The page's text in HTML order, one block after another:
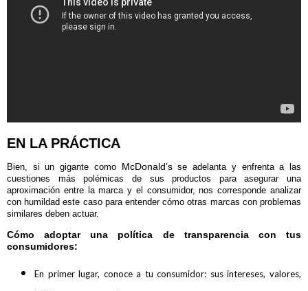
EN LA PRÁCTICA
Bien, si un gigante como McDonald’sse adelanta y enfrenta a las
cuestiones más polémicas de sus productos para asegurar una
aproximación entre la marca y el consumidor, nos corresponde analizar
con humildad este caso para entender cómo otras marcas con problemas
similares deben actuar.
Cómo adoptar una política de transparencia con tus
consumidores:
En primer lugar, conoce a tu consumidor: sus intereses, valores,